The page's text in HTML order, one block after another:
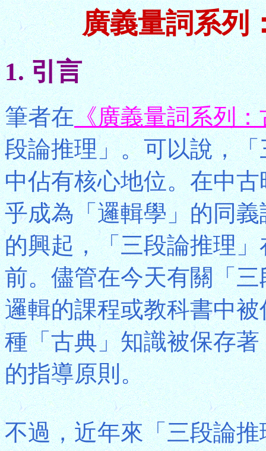
廣義量詞系列
1. 引言
筆者在《廣義量詞系列
段論推理」。可以說，
中佔有核心地位。在中
乎成為「邏輯學」的同
的興起，「三段論推理
前。儘管在今天有關「
邏輯的課程或教科書中
種「古典」知識被保存
的指導原則。
不過，近年來「三段論